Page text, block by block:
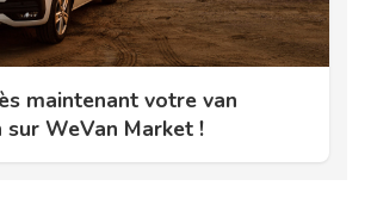
maintenant votre van
sur WeVan Market !